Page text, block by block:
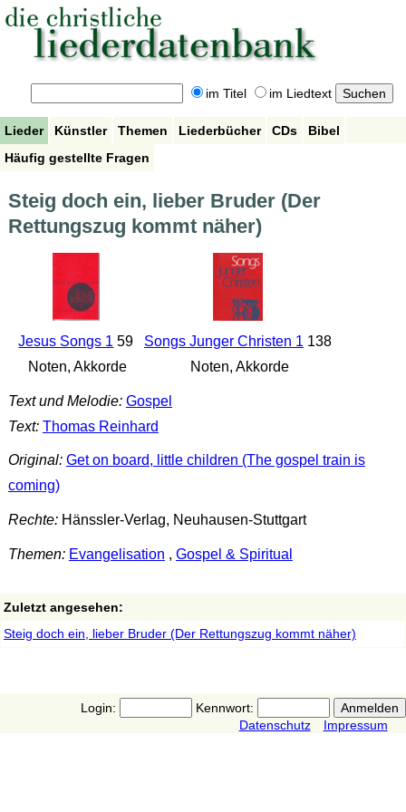
im Titel im Liedtext
Lieder Künstler Themen Liederbücher CDs
Bibel
Häufig gestellte Fragen
Steig doch ein, lieber Bruder (Der
Rettungszug kommt näher)
Jesus Songs 1 59
Noten, Akkorde
Songs Junger Christen 1 138
Noten, Akkorde
Text und Melodie: Gospel
Text: Thomas Reinhard
Original: Get on board, little children (The gospel train is
coming)
Rechte:Hänssler-Verlag, Neuhausen-Stuttgart
Themen: Evangelisation , Gospel & Spiritual
Zuletzt angesehen:
Steig doch ein, lieber Bruder (Der Rettungszug kommt näher)
Login:
Kennwort:
Datenschutz
Impressum